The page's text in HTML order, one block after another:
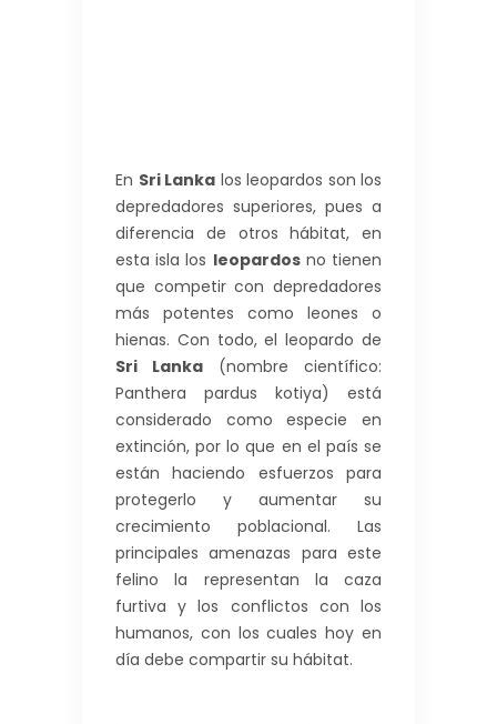
En Sri Lanka los leopardos son los
depredadores superiores, pues a
diferencia de otros hábitat, en
esta isla los leopardosno tienen
que competir con depredadores
más potentes como leones o
hienas. Con todo, el leopardo de
Sri Lanka (nombre científico:
Panthera pardus kotiya) está
considerado como especie en
extinción, por lo que en el país se
están haciendo esfuerzos para
protegerlo y aumentar su
crecimiento poblacional. Las
principales amenazas para este
felino la representan la caza
furtiva y los conflictos con los
humanos, con los cuales hoy en
día debe compartir su hábitat.